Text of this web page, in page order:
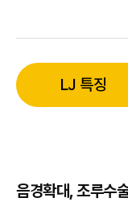
LJ 특징
음경확대, 조루수